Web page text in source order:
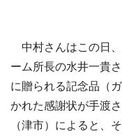
中村さんはこの日
ーム所長の水井一貴
に贈られる記念品（
かれた感謝状が手渡
（津市）によると、